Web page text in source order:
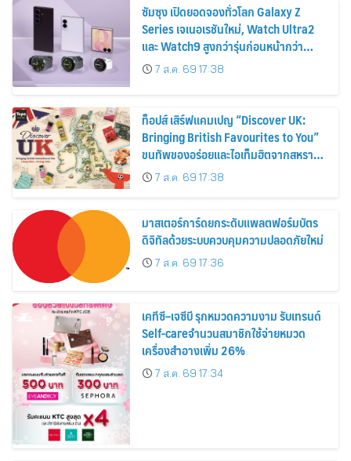
ซัมซุง เปิดยอดจองทั่วโลก Galaxy Z
Series เจเนอเรชันใหม่, Watch Ultra2
และ Watch9 สูงกว่ารุ่นก่อนหน้ากว่า
30%7 ส.ค. 69 17:38
ท็อปส์ เสิร์ฟแคมเปญ “Discover UK:
Bringing British Favourites to You”
ขนทัพของอร่อยและไอเท็มฮิตจากสหราช
อาณาจักร ส่งตรงถึงมือตั้งแต่วันนี้ – 18
สิงหาคมนี้
7 ส.ค. 69 17:38
มาสเตอร์การ์ดยกระดับแพลตฟอร์มบัตร
ดิจิทัลด้วยระบบควบคุมความปลอดภัยใหม่
7 ส.ค. 69 17:36
เคทีซี–เจซีบี รุกหมวดความงาม รับเทรนด์
Self-careจำนวนสมาชิกใช้จ่ายหมวด
เครื่องสำอางเพิ่ม 26%
7 ส.ค. 69 17:34